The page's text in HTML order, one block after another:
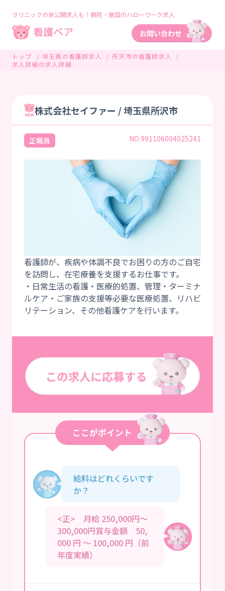
クリニックの非公開求人も！病院・施設のハローワーク求人
トップ 埼玉県の看護師求人
所沢市の看護師求人
求人詳細の求人詳細
株式会社セイファー / 埼玉県所沢市
正職員 NO.991106004025241
看護師が、疾病や体調不良でお困りの方のご自宅
を訪問し、在宅療養を支援するお仕事です。
・日常生活の看護・医療的処置、管理・ターミナ
ルケア・ご家族の支援等必要な医療処置、リハビ
給料はどれくらいです
か？
<正> 月給 250,000円～
300,000円賞与金額 50,
000 円 ～ 100,000 円（前
年度実績）